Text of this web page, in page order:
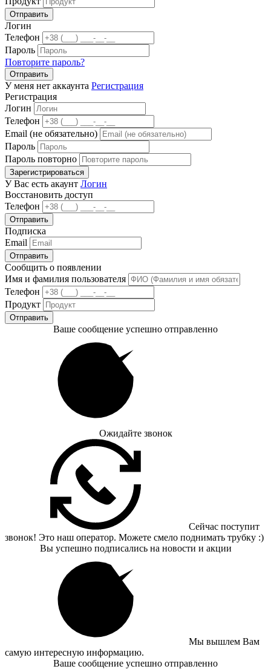
Отправить
Логин
Телефон
Пароль
Повторите пароль?
Отправить
У меня нет аккаунта Регистрация
Регистрация
Логин
Телефон
Email (не обязательно)
Пароль
Пароль повторно
Зарегистрироваться
У Вас есть акаунт Логин
Восстановить доступ
Телефон
Отправить
Подписка
Email
Отправить
Сообщить о появлении
Имя и фамилия пользователя
Телефон
Продукт
Отправить
Ваше сообщение успешно отправленно
Ожидайте звонок
Сейчас поступит
звонок! Это наш оператор. Можете смело поднимать трубку :)
Вы успешно подписались на новости и акции
Мы вышлем Вам
самую интересную информацию.
Ваше сообщение успешно отправленно